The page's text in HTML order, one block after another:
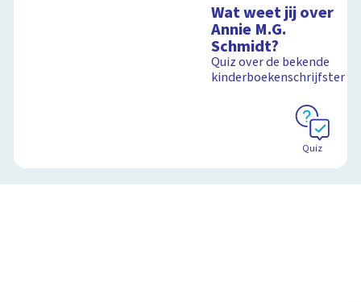
Wat weet jij over
Annie M.G.
Schmidt?
Quiz over de bekende
kinderboekenschrijfster
Quiz